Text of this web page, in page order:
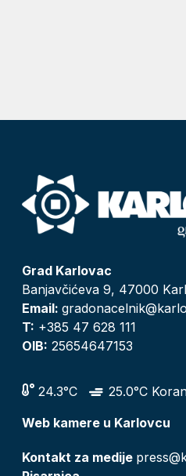
Grad Karlovac
Banjavčićeva 9, 47000
Email:
T: +385 47 628 111
OIB: 25654647153
24.3°C
25.0°C
Web kamere u Karlovcu
Kontakt za medije